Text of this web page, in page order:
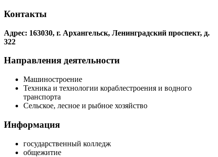
Контакты
Адрес: 163030, г. Архангельск, Ленинградский проспект, д.
322
Направления деятельности
Машиностроение
Техника и технологии кораблестроения и водного
транспорта
Сельское, лесное и рыбное хозяйство
Информация
государственный колледж
общежитие